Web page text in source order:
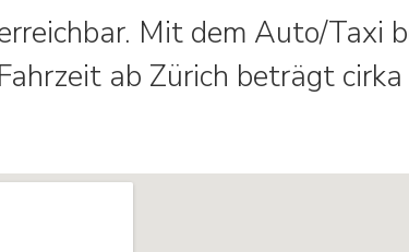
Mit dem Auto/Taxi
Fahrzeit ab Zürich beträgt